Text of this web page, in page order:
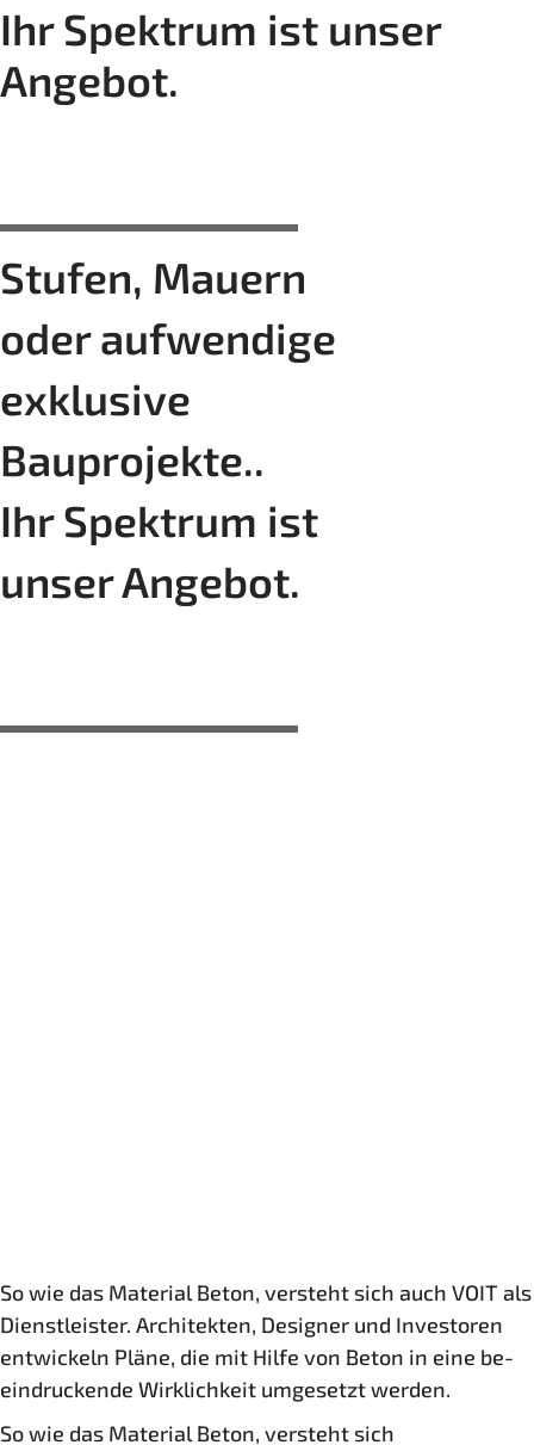
Ihr Spektrum ist unser
Angebot.
Stufen, Mauern
oder aufwendige
exklusive
Bauprojekte..
Ihr Spektrum ist
unser Angebot.
So wie das Material Beton, versteht sich auch VOIT als
Dienst­leister. Architek­ten, Designer und In­vestoren
entwickeln Pläne, die mit Hilfe von Beton in eine be­
ein­druckende Wirk­lich­keit um­gesetzt werden.
So wie das Material Beton, versteht sich